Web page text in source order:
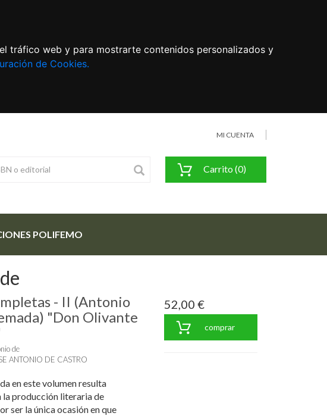
tráfico web y para mostrarte contenidos personalizados y
de Cookies.
MI CUENTA
Carrito (0)
POLIFEMO
- II (Antonio
"Don Olivante
de
ANTONIO DE CASTRO
en este volumen resulta
la producción literaria de
ser la única ocasión en que
52,00 €
comprar